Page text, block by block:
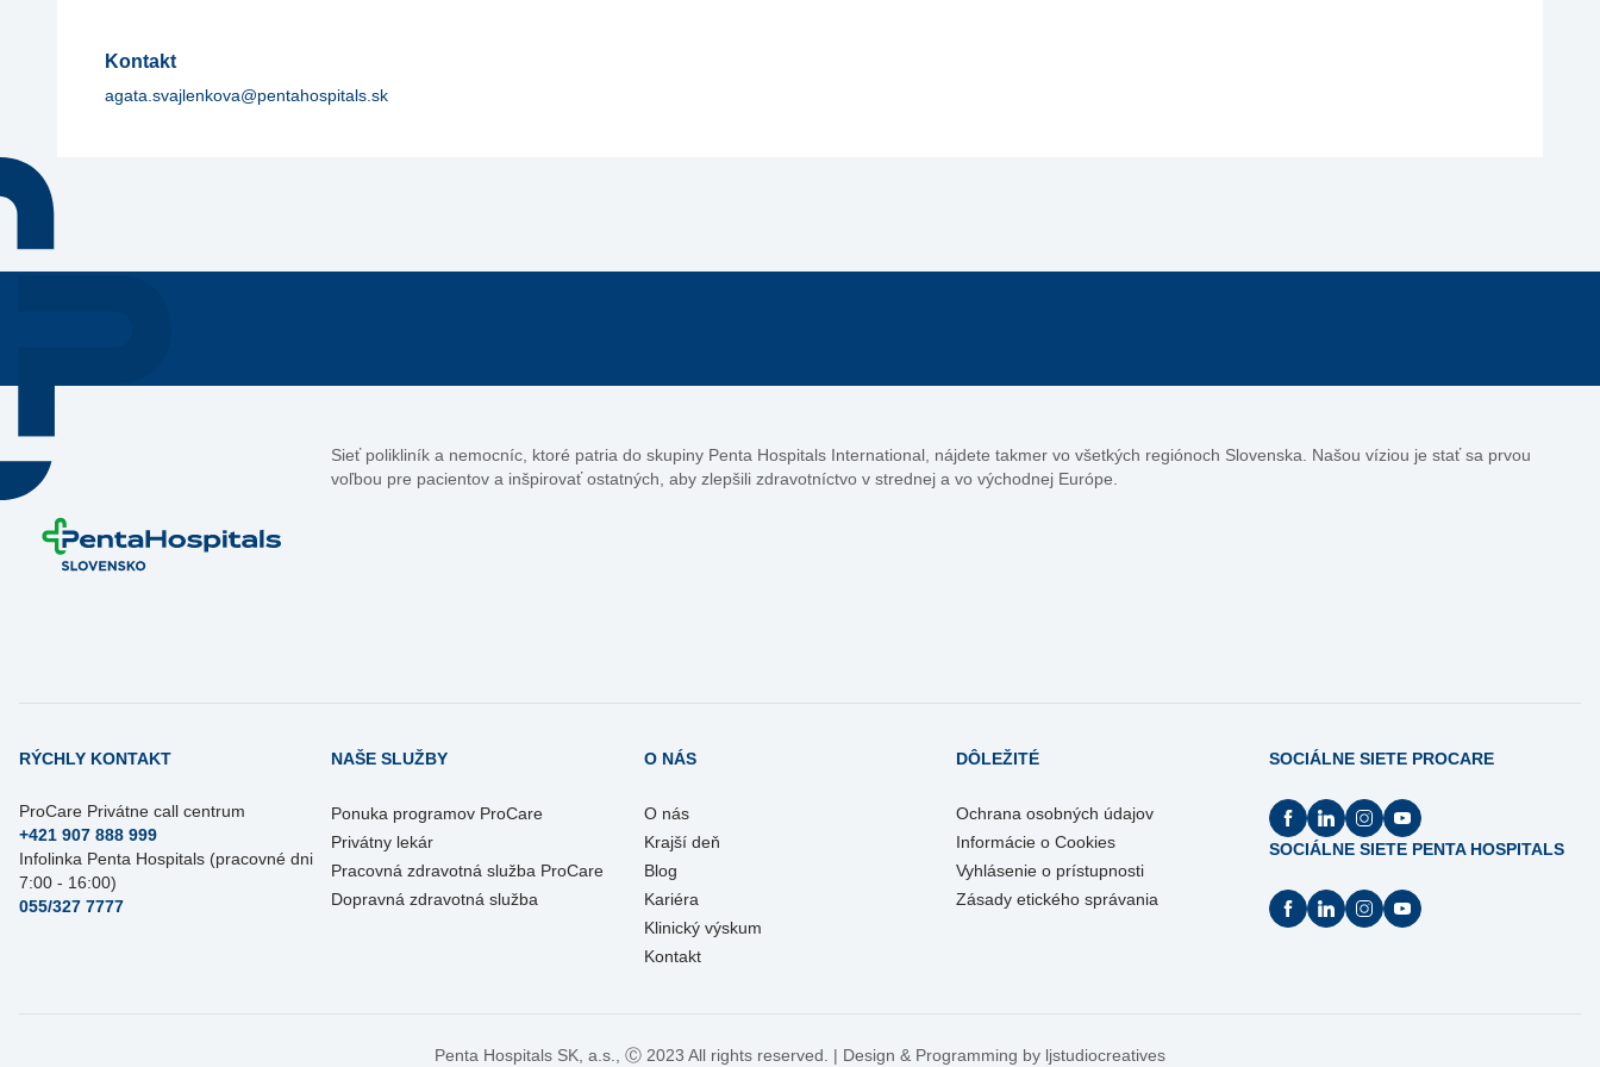
Kontakt
agata.svajlenkova@pentahospitals.sk
Sieť polikliník a nemocníc, ktoré patria do skupiny Penta Hospitals International, nájdete takmer vo všetkých regiónoch Slovenska. Našou víziou je stať sa prvou
voľbou pre pacientov a inšpirovať ostatných, aby zlepšili zdravotníctvo v strednej a vo východnej Európe.
RÝCHLY KONTAKT
ProCare Privátne call centrum
+421 907 888 999
Infolinka Penta Hospitals (pracovné dni
7:00 - 16:00)
055/327 7777
NAŠE SLUŽBY
Ponuka programov ProCare
Privátny lekár
Pracovná zdravotná služba ProCare
Dopravná zdravotná služba
O NÁS
O nás
Krajší deň
Blog
Kariéra
Klinický výskum
Kontakt
DÔLEŽITÉ
Ochrana osobných údajov
Informácie o Cookies
Vyhlásenie o prístupnosti
Zásady etického správania
SOCIÁLNE SIETE PROCARE
SOCIÁLNE SIETE PENTA HOSPITALS
Penta Hospitals SK, a.s., Ⓒ 2023 All rights reserved. | Design & Programming by ljstudiocreatives